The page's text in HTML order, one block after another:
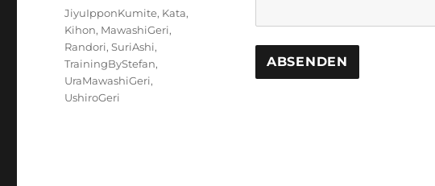
Schlagwörter
JiyuIpponKumite, Kata,
Kihon, MawashiGeri,
Randori,SuriAshi,
TrainingByStefan,
UraMawashiGeri,
UshiroGeri